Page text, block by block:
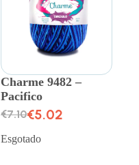
Charme 9482 –
Pacifico
€7.10€5.02
Esgotado